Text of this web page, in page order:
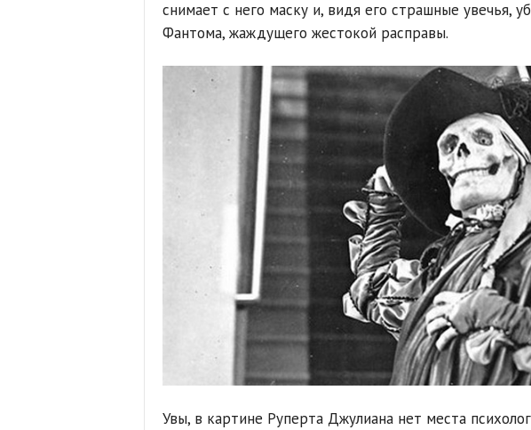
снимает с него маску и, видя его страшные увечья,
Фантома, жаждущего жестокой расправы.
Увы, в картине Руперта Джулиана нет места